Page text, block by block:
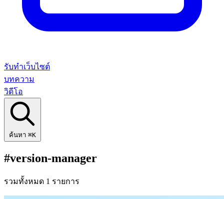
รับทำเว็บไซต์
บทความ
วิดีโอ
ค้นหา ⌘K
#version-manager
รวมทั้งหมด 1 รายการ